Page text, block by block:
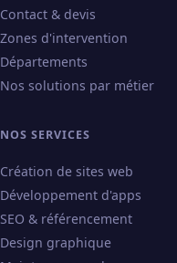
Contact & devis
Zones d'intervention
Départements
Nos solutions par métier
NOS SERVICES
Création de sites web
Développement d'apps
SEO & référencement
Design graphique